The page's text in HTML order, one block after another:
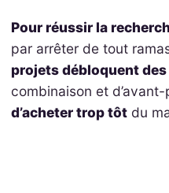
Pour réussir la
par arrêter de tout
projets débloquent
combinaison et
d’acheter trop tôtdu